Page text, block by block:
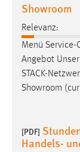
Showroom
Relevanz:
Menü
Angebot
STACK-
Showroom
[PDF]
Handels-